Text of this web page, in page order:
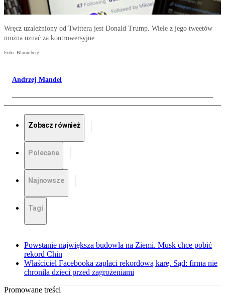
Wręcz uzależniony od Twittera jest Donald Trump. Wiele z jego tweetów
można uznać za kontrowersyjne
Foto: Bloomberg
Andrzej Mandel
Zobacz również
Polecane
Najnowsze
Tagi
Powstanie największa budowla na Ziemi. Musk chce pobić
rekord Chin
Właściciel Facebooka zapłaci rekordową karę. Sąd: firma nie
chroniła dzieci przed zagrożeniami
Promowane treści